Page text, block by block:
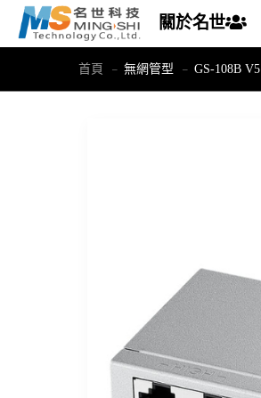
關於名世
首頁 無網管型 GS-108B V5